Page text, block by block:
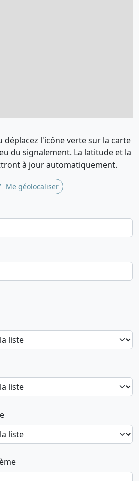
déplacez l'icône verte sur la carte
du signalement. La latitude et la
à jour automatiquement.
Me géolocaliser